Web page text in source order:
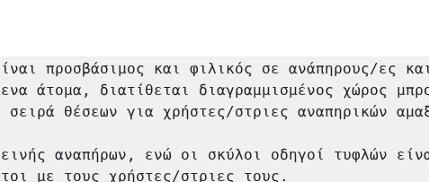
προσβάσιμος και φιλικός σε ανάπηρους/ες
άτομα, διατίθεται διαγραμμισμένος χώρος
σειρά θέσεων για χρήστες/στριες αναπηρικών
αναπήρων, ενώ οι σκύλοι οδηγοί τυφλών
με τους χρήστες/στριες τους.